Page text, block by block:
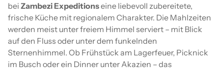
bei Zambezi Expeditionseine liebevoll zubereitete,
frische Küche mit regionalem Charakter. Die Mahlzeiten
werden meist unter freiem Himmel serviert – mit Blick
auf den Fluss oder unter dem funkelnden
Sternenhimmel. Ob Frühstück am Lagerfeuer, Picknick
im Busch oder ein Dinner unter Akazien – das